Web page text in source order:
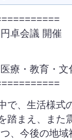
卓会議 開催
・教育・文
で、生活様式
踏まえ、また
、今後の地